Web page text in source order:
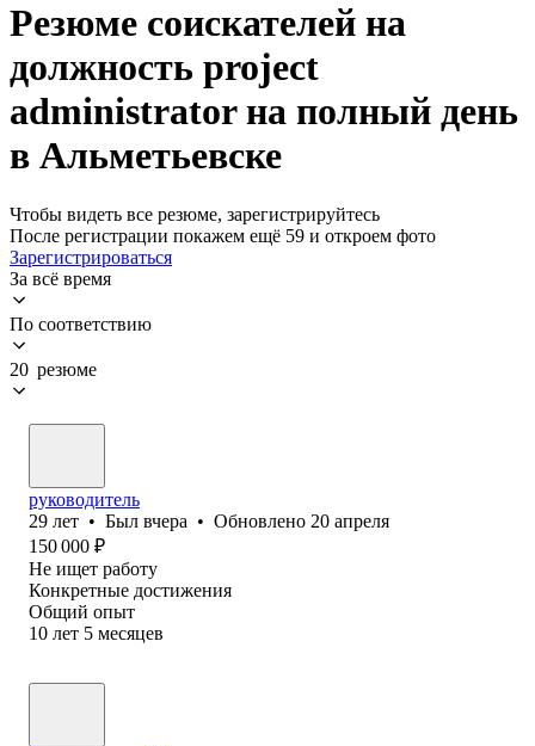
Резюме соискателей на
должность project
administrator на полный день
в Альметьевске
Чтобы видеть все резюме, зарегистрируйтесь
После регистрации покажем ещё 59 и откроем фото
Зарегистрироваться
За всё время
По соответствию
20 резюме
руководитель
29 лет • Был вчера • Обновлено 20 апреля
150 000 ₽
Не ищет работу
Конкретные достижения
Общий опыт
10 лет 5 месяцев